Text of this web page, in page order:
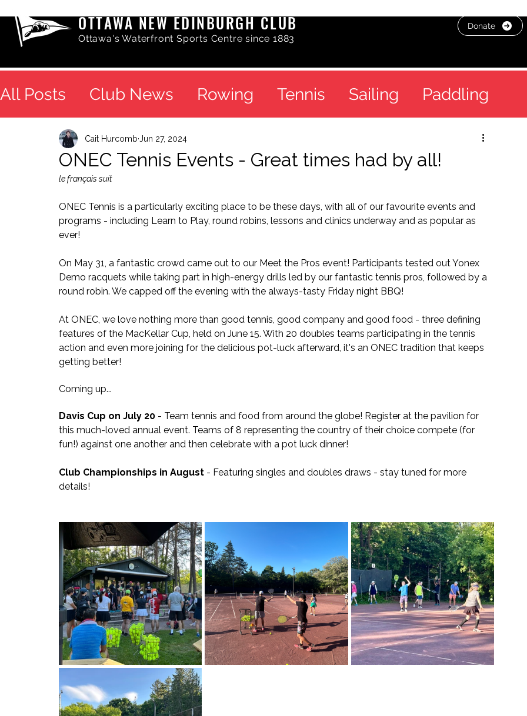
OTTAWA NEW EDINBURGH CLUB
Ottawa's Waterfront Sports Centre since 1883
Donate
All Posts Club News Rowing Tennis Sailing Paddling
ONEC Tennis Events - Great times had by all!
Cait Hurcomb Jun 27, 2024
le français suit
ONEC Tennis is a particularly exciting place to be these days, with all of our favourite events and
programs - including Learn to Play, round robins, lessons and clinics underway and as popular as
ever!
On May 31, a fantastic crowd came out to our Meet the Pros event! Participants tested out Yonex
Demo racquets while taking part in high-energy drills led by our fantastic tennis pros, followed by a
round robin. We capped off the evening with the always-tasty Friday night BBQ!
At ONEC, we love nothing more than good tennis, good company and good food - three defining
features of the MacKellar Cup, held on June 15. With 20 doubles teams participating in the tennis
action and even more joining for the delicious pot-luck afterward, it's an ONEC tradition that keeps
getting better!
Coming up...
Davis Cup on July 20 - Team tennis and food from around the globe! Register at the pavilion for
this much-loved annual event. Teams of 8 representing the country of their choice compete (for
fun!) against one another and then celebrate with a pot luck dinner!
Club Championships in August - Featuring singles and doubles draws - stay tuned for more
details!